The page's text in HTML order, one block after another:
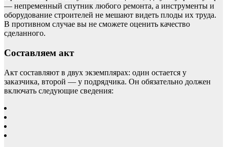
— непременный спутник любого ремонта, а инструменты и
оборудование строителей не мешают видеть плоды их труда.
В противном случае вы не сможете оценить качество
сделанного.
Составляем акт
Акт составляют в двух экземплярах: один остается у
заказчика, второй — у подрядчика. Он обязательно должен
включать следующие сведения: